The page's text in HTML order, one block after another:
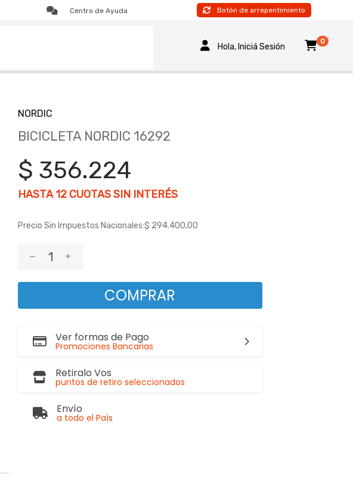
Centro de Ayuda Botón de arrepentimiento
Hola, Iniciá Sesión
0
NORDIC
BICICLETA NORDIC 16292
$ 356.224
HASTA12CUOTAS SIN INTERÉS
Precio Sin Impuestos Nacionales:$ 294.400,00
COMPRAR
Ver formas de Pago
Promociones Bancarias
Retiralo Vos
puntos de retiro seleccionados
Envío
a todo el País